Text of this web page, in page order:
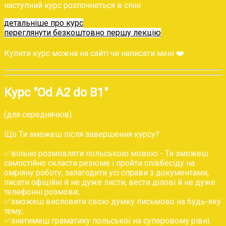
наступний курс розпочнеться в січні
детальніше про курс
переглянути безкоштовно першу лекцію
Купити курс можна на сайті чи написати мені ❤️
Курс "Od A2 do B1"
(для середнячків)
Що Ти зможеш після завершення курсу?
✅‌вільно розмовляти польською мовою - Ти зможеш
самостійно скласти резюме і пройти співбесіду на
омріяну роботу, залагодити усі справи з документами,
писати офіційні й не дуже листи, вести ділові й не дуже
телефонні розмови;
‌✅‌зможеш висловити свою думку письмово на будь-яку
тему;
‌✅‌знатимеш граматику польської на суперовому рівні.